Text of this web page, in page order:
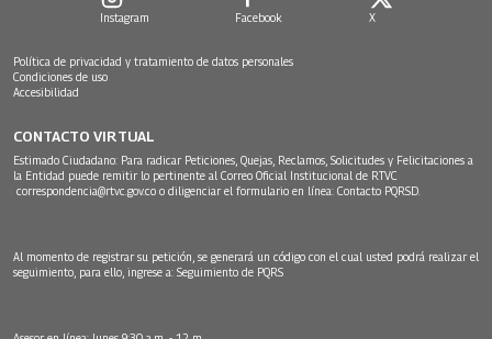
Instagram Facebook X
Política de privacidad y tratamiento de datos personales
Condiciones de uso
Accesibilidad
CONTACTO VIRTUAL
Estimado Ciudadano: Para radicar Peticiones, Quejas, Reclamos, Solicitudes y Felicitaciones a
la Entidad puede remitir lo pertinente al Correo Oficial Institucional de RTVC
correspondencia@rtvc.gov.co o diligenciar el formulario en línea: Contacto PQRSD.
Al momento de registrar su petición, se generará un código con el cual usted podrá realizar el
seguimiento, para ello, ingrese a: Seguimiento de PQRS